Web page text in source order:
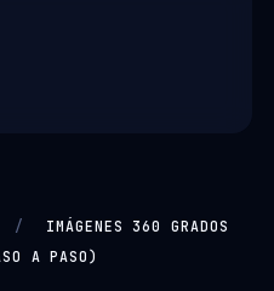
/
IMÁGENES 360 GRADOS
A PASO)